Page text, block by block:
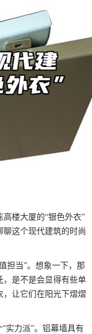
楼大厦的“银色外衣”
这个现代建筑的时尚
担当”。想象一下，那
，是不是会显得有些单
让它们在阳光下熠熠
实力派”。铝幕墙具有